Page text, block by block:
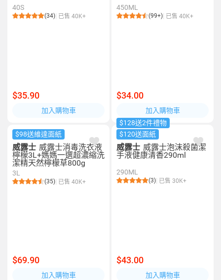
40S
(34) 已售 40K+
$35.90
加入購物車
450ML
(99+) 已售 40K+
$34.00
加入購物車
$98送維達面紙
威露士 威露士消毒洗衣液
檸檬3L+媽媽一選超濃縮洗
潔精天然檸檬草800g
3L
(35) 已售 40K+
$69.90
加入購物車
$128送2件禮物
$120送面紙
威露士 威露士泡沫殺菌潔
手液健康清香290ml
290ML
(3) 已售 30K+
$43.00
加入購物車